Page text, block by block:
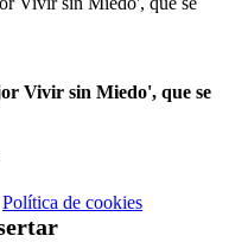
Vivir sin Miedo', que se
Política de cookies